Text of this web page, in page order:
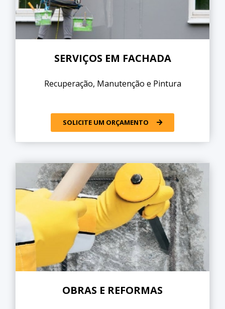
SERVIÇOS EM FACHADA
Recuperação, Manutenção e Pintura
SOLICITE UM ORÇAMENTO
OBRAS E REFORMAS